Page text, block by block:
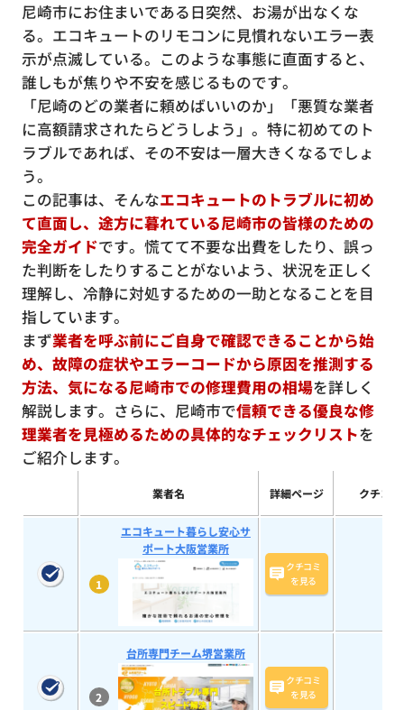
尼崎市にお住まいである日突然、お湯が出なくな
る。エコキュートのリモコンに見慣れないエラー表
示が点滅している。このような事態に直面すると、
誰しもが焦りや不安を感じるものです。
「尼崎のどの業者に頼めばいいのか」「悪質な業者
に高額請求されたらどうしよう」。特に初めてのト
ラブルであれば、その不安は一層大きくなるでしょ
う。
この記事は、そんなエコキュートのトラブルに初め
て直面し、途方に暮れている尼崎市の皆様のための
完全ガイドです。慌てて不要な出費をしたり、誤っ
た判断をしたりすることがないよう、状況を正しく
理解し、冷静に対処するための一助となることを目
指しています。
まず業者を呼ぶ前にご自身で確認できることから始
め、故障の症状やエラーコードから原因を推測する
方法、気になる尼崎市での修理費用の相場を詳しく
解説します。さらに、尼崎市で信頼できる優良な修
理業者を見極めるための具体的なチェックリストを
ご紹介します。
業者名 詳細ページ クチコ
1
エコキュート暮らし安心サ
ポート大阪営業所
クチコミ
を見る
2
台所専門チーム堺営業所
クチコミ
を見る